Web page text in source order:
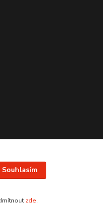
Souhlasím
zde.